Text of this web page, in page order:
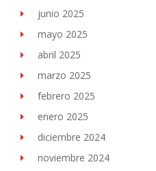
junio 2025
mayo 2025
abril 2025
marzo 2025
febrero 2025
enero 2025
diciembre 2024
noviembre 2024